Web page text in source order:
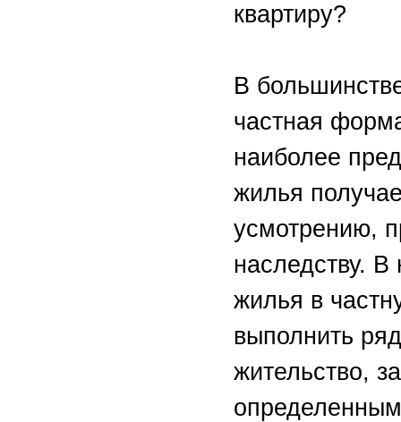
квартиру?
В
частная
наиболее
жилья
усмотрению,
наследству. В
жилья в
выполнить
жительство,